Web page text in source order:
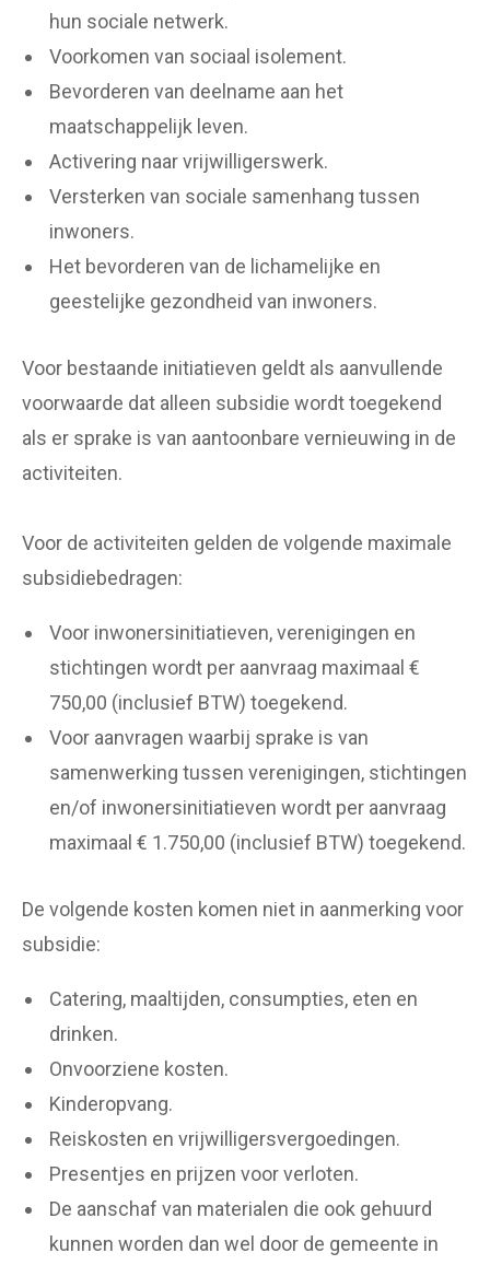
hun sociale netwerk.
Voorkomen van sociaal isolement.
Bevorderen van deelname aan het
maatschappelijk leven.
Activering naar vrijwilligerswerk.
Versterken van sociale samenhang tussen
inwoners.
Het bevorderen van de lichamelijke en
geestelijke gezondheid van inwoners.
Voor bestaande initiatieven geldt als aanvullende
voorwaarde dat alleen subsidie wordt toegekend
als er sprake is van aantoonbare vernieuwing in de
activiteiten.
Voor de activiteiten gelden de volgende maximale
subsidiebedragen:
Voor inwonersinitiatieven, verenigingen en
stichtingen wordt per aanvraag maximaal €
750,00 (inclusief BTW) toegekend.
Voor aanvragen waarbij sprake is van
samenwerking tussen verenigingen, stichtingen
en/of inwonersinitiatieven wordt per aanvraag
maximaal € 1.750,00 (inclusief BTW) toegekend.
De volgende kosten komen niet in aanmerking voor
subsidie:
Catering, maaltijden, consumpties, eten en
drinken.
Onvoorziene kosten.
Kinderopvang.
Reiskosten en vrijwilligersvergoedingen.
Presentjes en prijzen voor verloten.
De aanschaf van materialen die ook gehuurd
kunnen worden dan wel door de gemeente in